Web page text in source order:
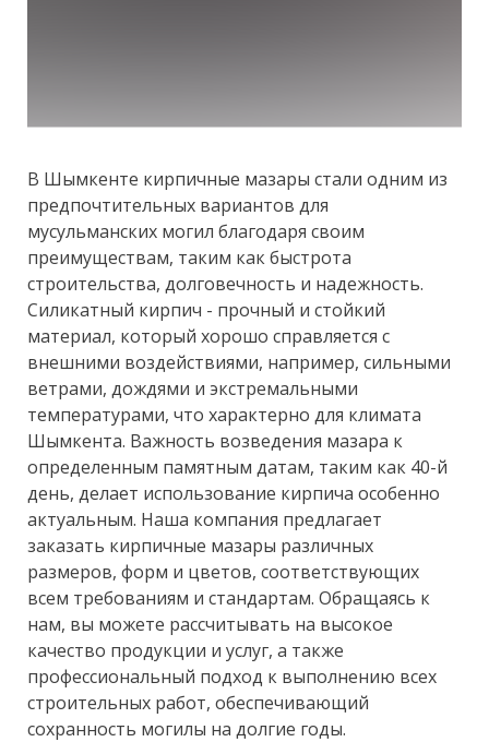
В Шымкенте кирпичные мазары стали одним из
предпочтительных вариантов для
мусульманских могил благодаря своим
преимуществам, таким как быстрота
строительства, долговечность и надежность.
Силикатный кирпич - прочный и стойкий
материал, который хорошо справляется с
внешними воздействиями, например, сильными
ветрами, дождями и экстремальными
температурами, что характерно для климата
Шымкента. Важность возведения мазара к
определенным памятным датам, таким как 40-й
день, делает использование кирпича особенно
актуальным. Наша компания предлагает
заказать кирпичные мазары различных
размеров, форм и цветов, соответствующих
всем требованиям и стандартам. Обращаясь к
нам, вы можете рассчитывать на высокое
качество продукции и услуг, а также
профессиональный подход к выполнению всех
строительных работ, обеспечивающий
сохранность могилы на долгие годы.